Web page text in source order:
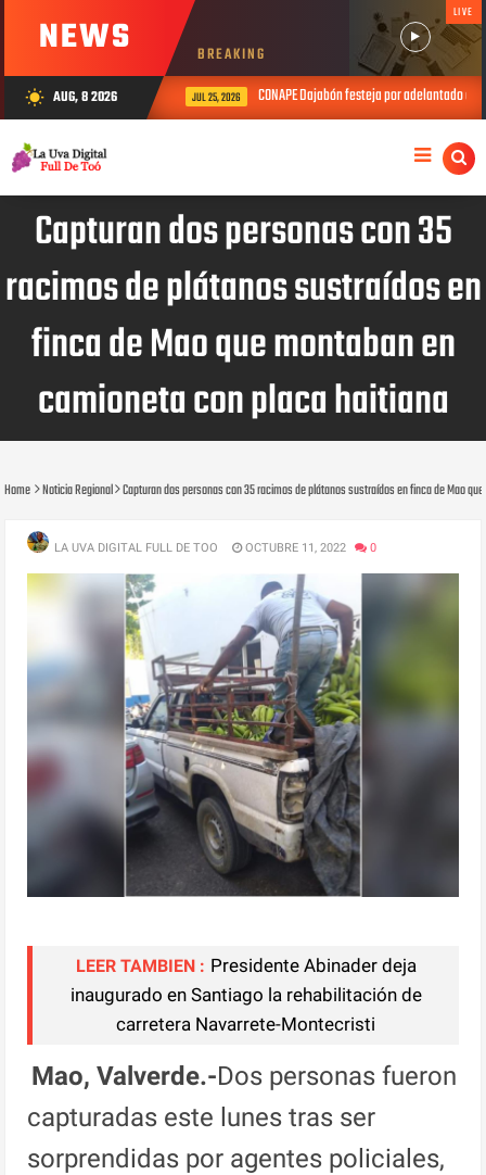
NEWS BREAKING
LIVE
wb_sunny AUG, 8 2026 JUL 25, 2026 CONAPE Dajabón festeja por adelantado el Día
Capturan dos personas con 35
racimos de plátanos sustraídos en
finca de Mao que montaban en
camioneta con placa haitiana
Home Noticia Regional Capturan dos personas con 35 racimos de plátanos sustraídos en finca de Mao
LA UVA DIGITAL FULL DE TOO OCTUBRE 11, 2022 0
LEER TAMBIEN : Presidente Abinader deja
inaugurado en Santiago la rehabilitación de
carretera Navarrete-Montecristi
Mao, Valverde.-Dos personas fueron
capturadas este lunes tras ser
sorprendidas por agentes policiales,